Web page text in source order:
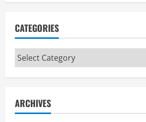
CATEGORIES
Categories
ARCHIVES